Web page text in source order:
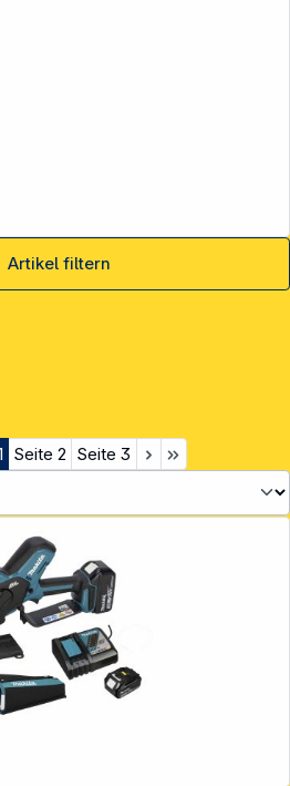
Artikel filtern
Seite 2 Seite 3
Akku-Astsäge